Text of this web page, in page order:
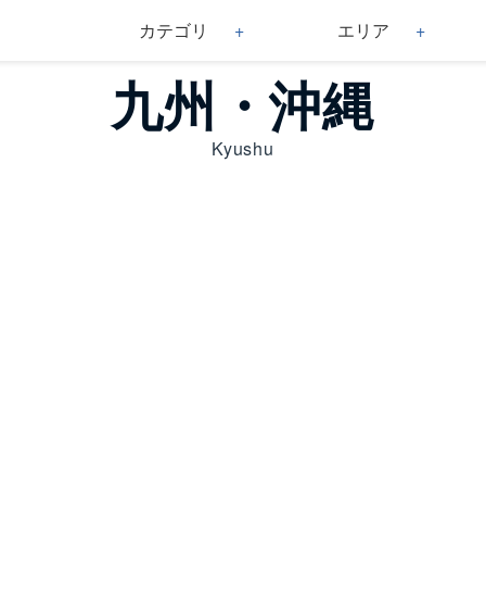
カテゴリ エリア
九州・沖縄
Kyushu